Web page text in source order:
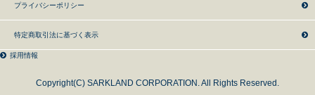
プライバシーポリシー
特定商取引法に基づく表示
採用情報
Copyright(C) SARKLAND CORPORATION. All Rights Reserved.